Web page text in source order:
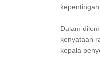
kepentingan
Dalam
kenyataan
kepala